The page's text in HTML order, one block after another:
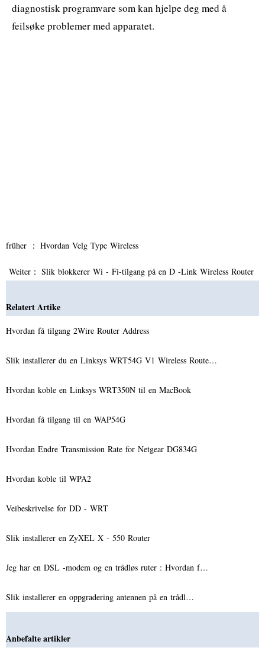
diagnostisk programvare som kan hjelpe deg med å
feilsøke problemer med apparatet.
früher ： Hvordan Velg Type Wireless
Weiter： Slik blokkerer Wi - Fi-tilgang på en D -Link Wireless Router
Relatert Artike
Hvordan få tilgang 2Wire Router Address
Slik installerer du en Linksys WRT54G V1 Wireless Route…
Hvordan koble en Linksys WRT350N til en MacBook
Hvordan få tilgang til en WAP54G
Hvordan Endre Transmission Rate for Netgear DG834G
Hvordan koble til WPA2
Veibeskrivelse for DD - WRT
Slik installerer en ZyXEL X - 550 Router
Jeg har en DSL -modem og en trådløs ruter : Hvordan f…
Slik installerer en oppgradering antennen på en trådl…
Anbefalte artikler